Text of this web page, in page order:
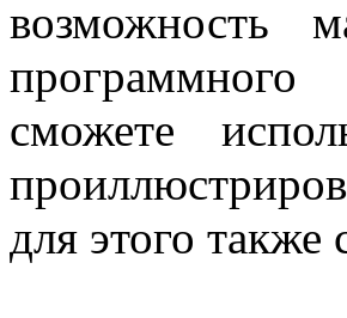
возможность
сможете
для этого также